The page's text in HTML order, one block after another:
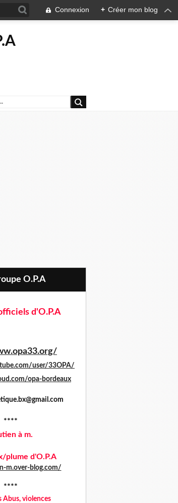
Connexion + Créer mon blog
O.P.A
d'O.P.A
user/33OPA/
opa-bordeaux
****
à m.
plume d'O.P.A
m.over-blog.com/
****
Abus, violences